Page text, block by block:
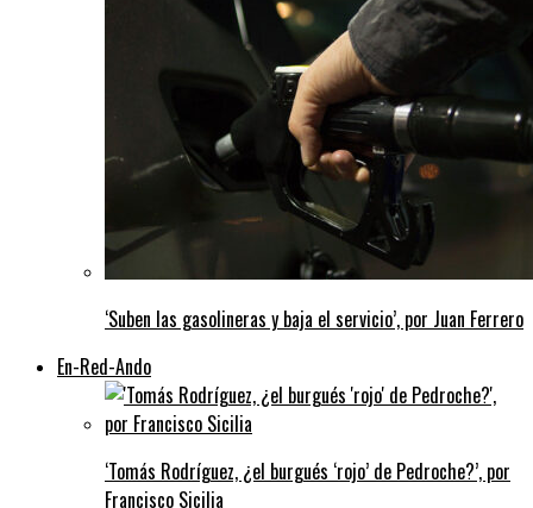
‘Suben las gasolineras y baja el servicio’, por Juan Ferrero
En-Red-Ando
‘Tomás Rodríguez, ¿el burgués ‘rojo’ de Pedroche?’, por
Francisco Sicilia